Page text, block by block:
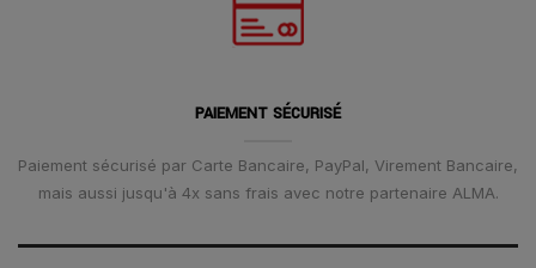
PAIEMENT SÉCURISÉ
Paiement sécurisé par Carte Bancaire, PayPal, Virement Bancaire,
mais aussi jusqu'à 4x sans frais avec notre partenaire ALMA.